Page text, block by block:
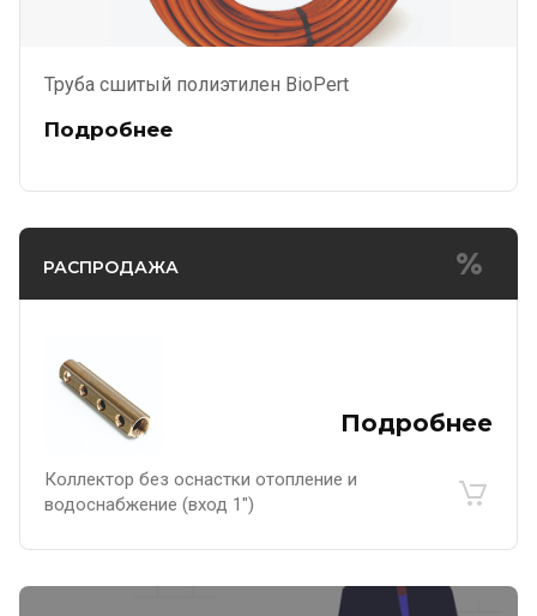
Труба сшитый полиэтилен BioPert
Подробнее
РАСПРОДАЖА
Подробнее
Коллектор без оснастки отопление и
водоснабжение (вход 1")